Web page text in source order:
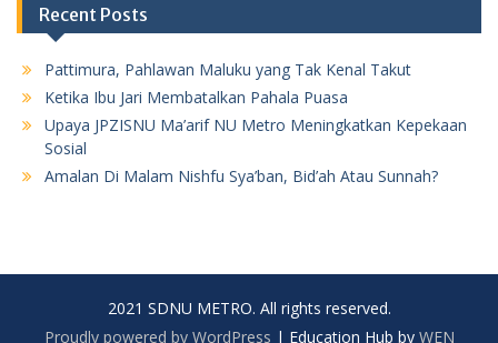
Recent Posts
Pattimura, Pahlawan Maluku yang Tak Kenal Takut
Ketika Ibu Jari Membatalkan Pahala Puasa
Upaya JPZISNU Ma’arif NU Metro Meningkatkan Kepekaan
Sosial
Amalan Di Malam Nishfu Sya’ban, Bid’ah Atau Sunnah?
2021 SDNU METRO. All rights reserved.
Proudly powered by WordPress | Education Hub by WEN